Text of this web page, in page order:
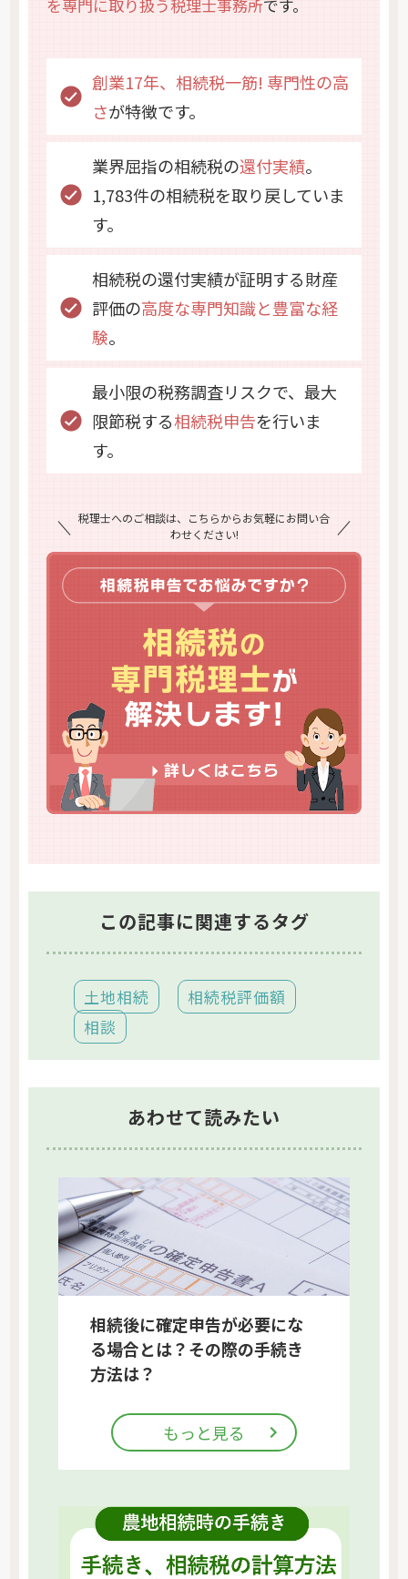
を専門に取り扱う税理士事務所です。
創業17年、相続税一筋! 専門性の高
さが特徴です。
業界屈指の相続税の還付実績。
1,783件の相続税を取り戻していま
す。
相続税の還付実績が証明する財産
評価の高度な専門知識と豊富な経
験。
最小限の税務調査リスクで、最大
限節税する相続税申告を行いま
す。
税理士へのご相談は、こちらからお気軽にお問い合
わせください!
この記事に関連するタグ
土地相続
相続税評価額
相談
あわせて読みたい
相続後に確定申告が必要にな
る場合とは？その際の手続き
方法は？
もっと見る